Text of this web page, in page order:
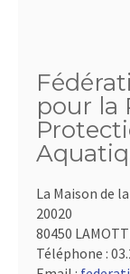
pour la
La Maison de
20020
80450
Téléphone :